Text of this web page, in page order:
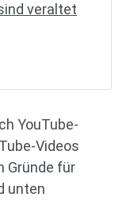
veraltet
YouTube-
Videos
Gründe für
unten